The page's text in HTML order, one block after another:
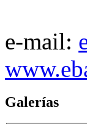
e-mail:
Galerías